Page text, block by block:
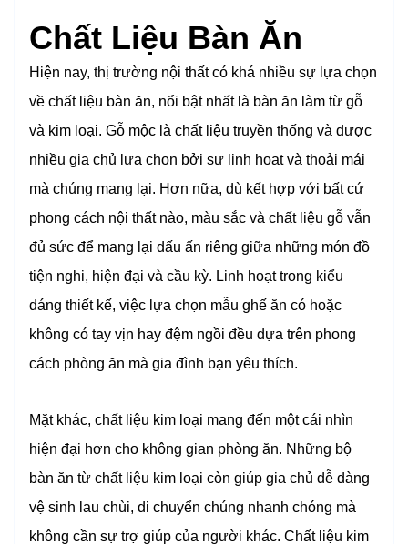
Chất Liệu Bàn Ăn
Hiện nay, thị trường nội thất có khá nhiều sự lựa chọn
về chất liệu bàn ăn, nổi bật nhất là bàn ăn làm từ gỗ
và kim loại. Gỗ mộc là chất liệu truyền thống và được
nhiều gia chủ lựa chọn bởi sự linh hoạt và thoải mái
mà chúng mang lại. Hơn nữa, dù kết hợp với bất cứ
phong cách nội thất nào, màu sắc và chất liệu gỗ vẫn
đủ sức để mang lại dấu ấn riêng giữa những món đồ
tiện nghi, hiện đại và cầu kỳ. Linh hoạt trong kiểu
dáng thiết kế, việc lựa chọn mẫu ghế ăn có hoặc
không có tay vịn hay đệm ngồi đều dựa trên phong
cách phòng ăn mà gia đình bạn yêu thích.
Mặt khác, chất liệu kim loại mang đến một cái nhìn
hiện đại hơn cho không gian phòng ăn. Những bộ
bàn ăn từ chất liệu kim loại còn giúp gia chủ dễ dàng
vệ sinh lau chùi, di chuyển chúng nhanh chóng mà
không cần sự trợ giúp của người khác. Chất liệu kim